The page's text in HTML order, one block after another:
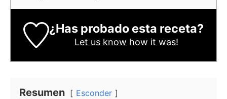
¿Has probado esta receta?
Let us know how it was!
Resumen Esconder